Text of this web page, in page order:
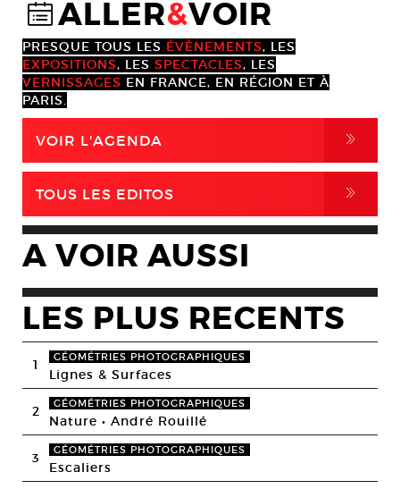
@ALLER&VOIR
PRESQUE TOUS LES ÉVÈNEMENTS, LES
EXPOSITIONS, LES SPECTACLES, LES
VERNISSAGES EN FRANCE, EN RÉGION ET À
PARIS.
VOIR L'AGENDA ,
TOUS LES EDITOS ,
A VOIR AUSSI
LES PLUS RECENTS
1 GÉOMÉTRIES PHOTOGRAPHIQUES
Lignes & Surfaces
2 GÉOMÉTRIES PHOTOGRAPHIQUES
Nature • André Rouillé
3 GÉOMÉTRIES PHOTOGRAPHIQUES
Escaliers